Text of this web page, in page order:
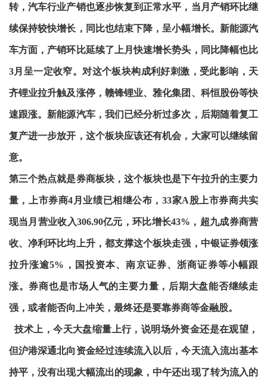
转，汽车行业产销也逐步恢复到正常水平，当月产销环比继
续保持较快增长，同比也结束下降，呈小幅增长。新能源汽
车方面，产销环比延续了上月快速增长势头，同比降幅也比
3月呈一定收窄。对这个板块构成利好刺激，受此影响，天
齐锂业拉升触及涨停，赣锋锂业、雅化集团、科恒股份等快
速跟涨。新能源汽车，我们已经分析过多次，后期随着复工
复产进一步放开，这个板块应该还有机会，大家可以继续留
意。
第三个热点就是券商板块，这个板块也是下午拉升的主要力
量，上市券商4月业绩已相继公布，33家A股上市券商共实
现当月营业收入306.90亿元，环比增长43%，超九成券商营
收、净利环比均上升，都支撑这个板块走强，中银证券领涨
拉升涨逾5%，国投资本、南京证券、浙商证券等小幅跟
涨。券商也是市场人气的主要力量，后期大盘能否继续走
强，或者能否向上冲关，最终还是要靠券商等金融股。
技术上，今天大盘缩量上行，说明场外资金还是在观望，
但沪港深通北向资金经过连续流入以后，今天流入流出基本
持平，没有出现大幅流出的现象，中午还出现了转为流入的